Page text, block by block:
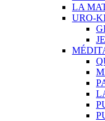
LA
URO-